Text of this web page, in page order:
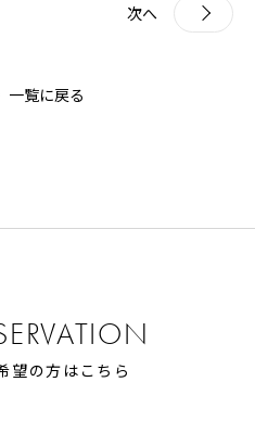
一覧に戻る
次へ
望の方はこちら